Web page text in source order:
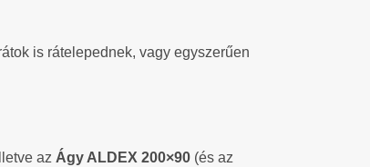
is rátelepednek, vagy egyszerűen
az Ágy ALDEX 200×90 (és az